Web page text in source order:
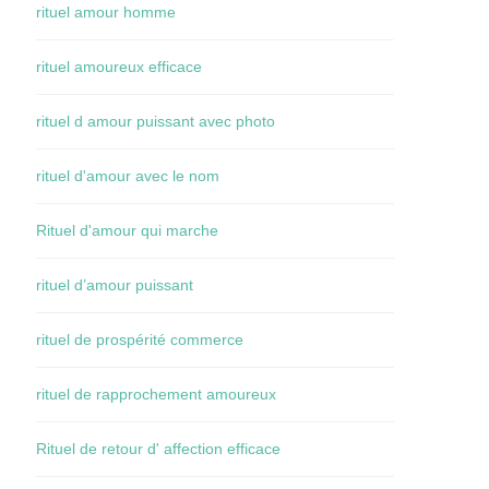
rituel amour homme
rituel amoureux efficace
rituel d amour puissant avec photo
rituel d'amour avec le nom
Rituel d'amour qui marche
rituel d’amour puissant
rituel de prospérité commerce
rituel de rapprochement amoureux
Rituel de retour d' affection efficace